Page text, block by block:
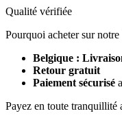
Qualité vérifiée
Pourquoi acheter sur
Belgique :
Retour gratuit
Paiement sécurisé
Payez en toute tranquillité